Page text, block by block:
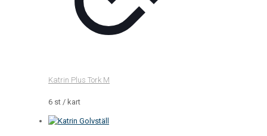
Katrin Plus Tork M
6 st / kart